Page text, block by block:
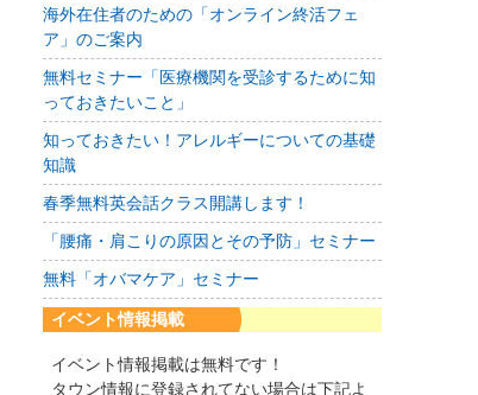
海外在住者のための「オンライン終活フェ
ア」のご案内
無料セミナー「医療機関を受診するために知
っておきたいこと」
知っておきたい！アレルギーについての基礎
知識
春季無料英会話クラス開講します！
「腰痛・肩こりの原因とその予防」セミナー
無料「オバマケア」セミナー
イベント情報掲載
イベント情報掲載は無料です！
タウン情報に登録されてない場合は下記よ